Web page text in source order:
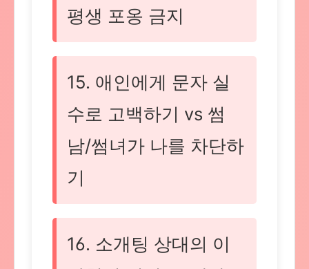
평생 포옹 금지
15. 애인에게 문자 실
수로 고백하기 vs 썸
남/썸녀가 나를 차단하
기
16. 소개팅 상대의 이